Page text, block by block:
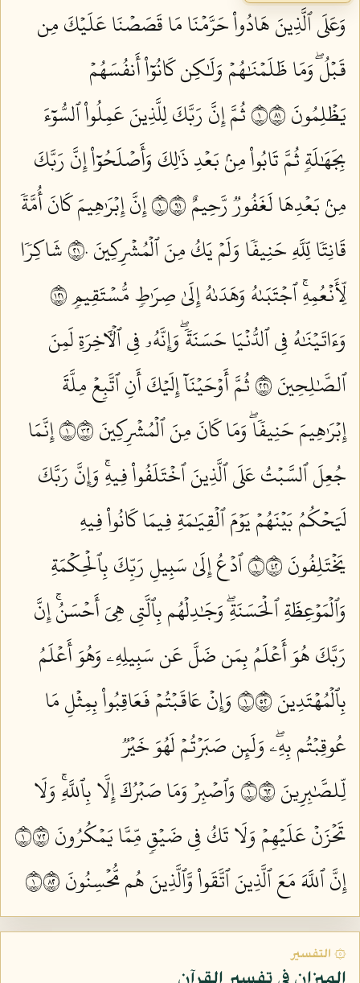
وَعَلَى ٱلَّذِينَ هَادُواْ حَرَّمۡنَا مَا قَصَصۡنَا عَلَيۡكَ مِن
قَبۡلُۖ وَمَا ظَلَمۡنَٰهُمۡ وَلَٰكِن كَانُوٓاْ أَنفُسَهُمۡ
يَظۡلِمُونَ ١١٨
ثُمَّ إِنَّ رَبَّكَ لِلَّذِينَ عَمِلُواْ ٱلسُّوٓءَ
بِجَهَٰلَةٖ ثُمَّ تَابُواْ مِنۢ بَعۡدِ ذَٰلِكَ وَأَصۡلَحُوٓاْ إِنَّ رَبَّكَ
مِنۢ بَعۡدِهَا لَغَفُورٞ رَّحِيمٌ ١١٩
إِنَّ إِبۡرَٰهِيمَ كَانَ أُمَّةٗ
قَانِتٗا لِّلَّهِ حَنِيفٗا وَلَمۡ يَكُ مِنَ ٱلۡمُشۡرِكِينَ ١٢٠
شَاكِرٗا
لِّأَنۡعُمِهِۚ ٱجۡتَبَىٰهُ وَهَدَىٰهُ إِلَىٰ صِرَٰطٖ مُّسۡتَقِيمٖ ١٢١
وَءَاتَيۡنَٰهُ فِي ٱلدُّنۡيَا حَسَنَةٗۖ وَإِنَّهُۥ فِي ٱلۡأٓخِرَةِ لَمِنَ
ٱلصَّٰلِحِينَ ١٢٢
ثُمَّ أَوۡحَيۡنَآ إِلَيۡكَ أَنِ ٱتَّبِعۡ مِلَّةَ
إِبۡرَٰهِيمَ حَنِيفٗاۖ وَمَا كَانَ مِنَ ٱلۡمُشۡرِكِينَ ١٢٣
إِنَّمَا
جُعِلَ ٱلسَّبۡتُ عَلَى ٱلَّذِينَ ٱخۡتَلَفُواْ فِيهِۚ وَإِنَّ رَبَّكَ
لَيَحۡكُمُ بَيۡنَهُمۡ يَوۡمَ ٱلۡقِيَٰمَةِ فِيمَا كَانُواْ فِيهِ
يَخۡتَلِفُونَ ١٢٤
ٱدۡعُ إِلَىٰ سَبِيلِ رَبِّكَ بِٱلۡحِكۡمَةِ
وَٱلۡمَوۡعِظَةِ ٱلۡحَسَنَةِۖ وَجَٰدِلۡهُم بِٱلَّتِي هِيَ أَحۡسَنُۚ إِنَّ
رَبَّكَ هُوَ أَعۡلَمُ بِمَن ضَلَّ عَن سَبِيلِهِۦ وَهُوَ أَعۡلَمُ
بِٱلۡمُهۡتَدِينَ ١٢٥
وَإِنۡ عَاقَبۡتُمۡ فَعَاقِبُواْ بِمِثۡلِ مَا
عُوقِبۡتُم بِهِۦۖ وَلَئِن صَبَرۡتُمۡ لَهُوَ خَيۡرٞ
لِّلصَّٰبِرِينَ ١٢٦
وَٱصۡبِرۡ وَمَا صَبۡرُكَ إِلَّا بِٱللَّهِۚ وَلَا
تَحۡزَنۡ عَلَيۡهِمۡ وَلَا تَكُ فِي ضَيۡقٖ مِّمَّا يَمۡكُرُونَ ١٢٧
إِنَّ ٱللَّهَ مَعَ ٱلَّذِينَ ٱتَّقَواْ وَّٱلَّذِينَ هُم مُّحۡسِنُونَ ١٢٨
۞ التفسير